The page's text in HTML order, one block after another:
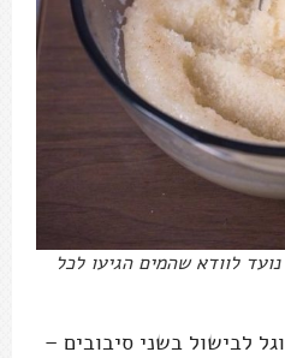
אחרי 9 דקות, נועד לוודא שהמים הגיעו לכל
לבישול בשני סיבובים –